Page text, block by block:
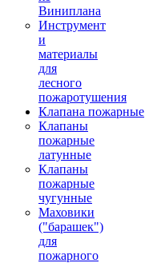
Виниплана
Инструмент
и
материалы
для
лесного
пожаротушения
Клапана пожарные
Клапаны
пожарные
латунные
Клапаны
пожарные
чугунные
Маховики
("барашек")
для
пожарного